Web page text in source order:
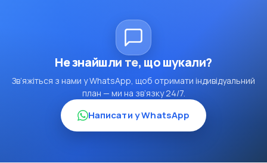
Не знайшли те, що шукали?
Зв’яжіться з нами у WhatsApp, щоб отримати індивідуальний
план — ми на зв’язку 24/7.
Написати у WhatsApp